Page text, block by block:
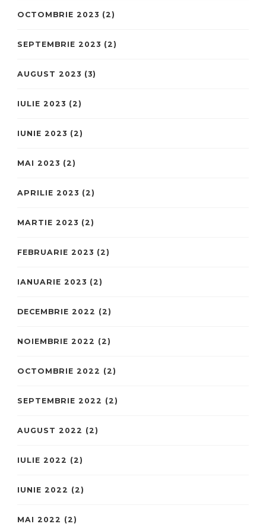
OCTOMBRIE 2023 (2)
SEPTEMBRIE 2023 (2)
AUGUST 2023 (3)
IULIE 2023 (2)
IUNIE 2023 (2)
MAI 2023 (2)
APRILIE 2023 (2)
MARTIE 2023 (2)
FEBRUARIE 2023 (2)
IANUARIE 2023 (2)
DECEMBRIE 2022 (2)
NOIEMBRIE 2022 (2)
OCTOMBRIE 2022 (2)
SEPTEMBRIE 2022 (2)
AUGUST 2022 (2)
IULIE 2022 (2)
IUNIE 2022 (2)
MAI 2022 (2)